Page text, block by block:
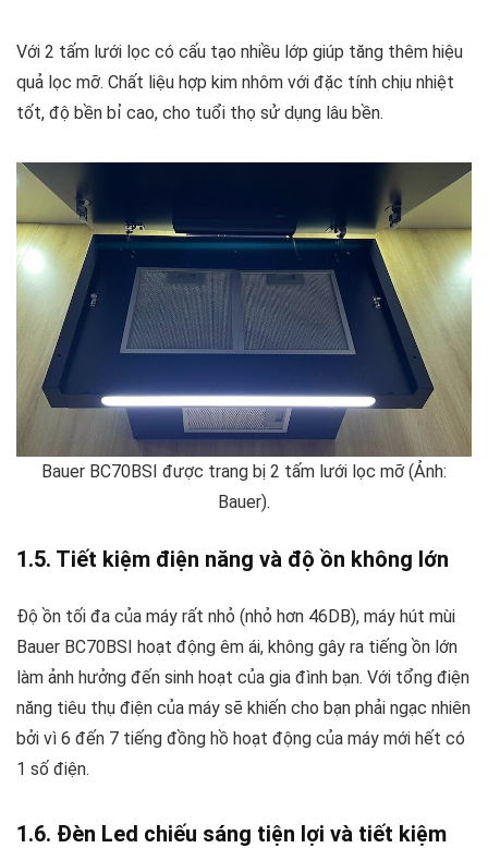
Với 2 tấm lưới lọc có cấu tạo nhiều lớp giúp tăng thêm hiệu
quả lọc mỡ. Chất liệu hợp kim nhôm với đặc tính chịu nhiệt
tốt, độ bền bỉ cao, cho tuổi thọ sử dụng lâu bền.
Bauer BC70BSI được trang bị 2 tấm lưới lọc mỡ (Ảnh:
Bauer).
1.5. Tiết kiệm điện năng và độ ồn không lớn
Độ ồn tối đa của máy rất nhỏ (nhỏ hơn 46DB), máy hút mùi
Bauer BC70BSI hoạt động êm ái, không gây ra tiếng ồn lớn
làm ảnh hưởng đến sinh hoạt của gia đình bạn. Với tổng điện
năng tiêu thụ điện của máy sẽ khiến cho bạn phải ngạc nhiên
bởi vì 6 đến 7 tiếng đồng hồ hoạt động của máy mới hết có
1 số điện.
1.6. Đèn Led chiếu sáng tiện lợi và tiết kiệm